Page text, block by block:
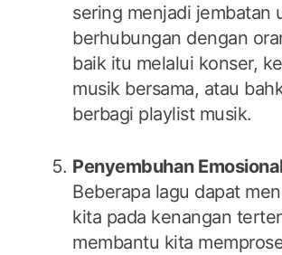
sering menjadi jembatan
berhubungan dengan
baik itu melalui konser,
musik bersama, atau
berbagi playlist musik.
Penyembuhan
Beberapa lagu dapat
kita pada kenangan
membantu kita